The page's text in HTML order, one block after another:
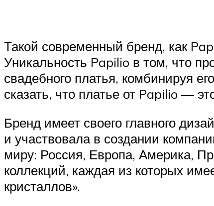
Такой современный бренд, как
Уникальность Papilio в том, что
свадебного платья, комбинируя
сказать, что платье от Papilio —
Бренд имеет своего главного
и участвовала в создании
миру: Россия, Европа, Америка,
коллекций, каждая из которых
кристаллов».